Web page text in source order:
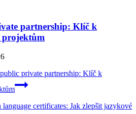
partnership: Klíč k
projektům
private partnership: Klíč k